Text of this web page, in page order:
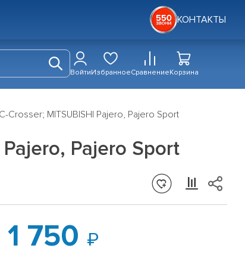
КОНТАКТЫ
ВойтиИзбранноеСравнениеКорзина
Crosser; MITSUBISHI Pajero, Pajero Sport
Pajero Sport
1 750